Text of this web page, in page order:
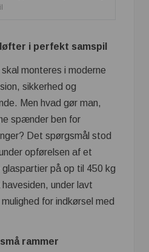
i perfekt samspil
monteres i moderne
sikkerhed og
Men hvad gør man,
spænder ben for
Det spørgsmål stod
opførelsen af et
på op til 450 kg
under lavt
for indkørsel med
rammer